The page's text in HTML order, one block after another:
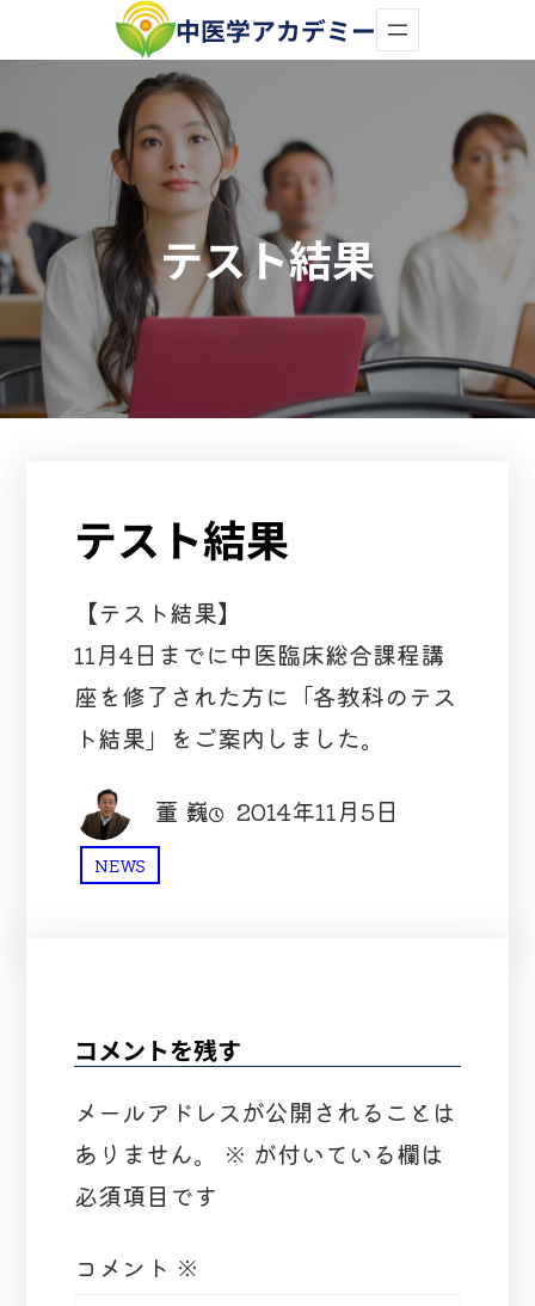
容
ス
キ
ッ
プ
中医学アカデミー
テスト結果
テスト結果
【テスト結果】
11月4日までに中医臨床総合課程講
座を修了された方に「各教科のテス
ト結果」をご案内しました。
董 巍 2014年11月5日
NEWS
コメントを残す
メールアドレスが公開されることは
ありません。
※ が付いている欄は
必須項目です
コメント ※